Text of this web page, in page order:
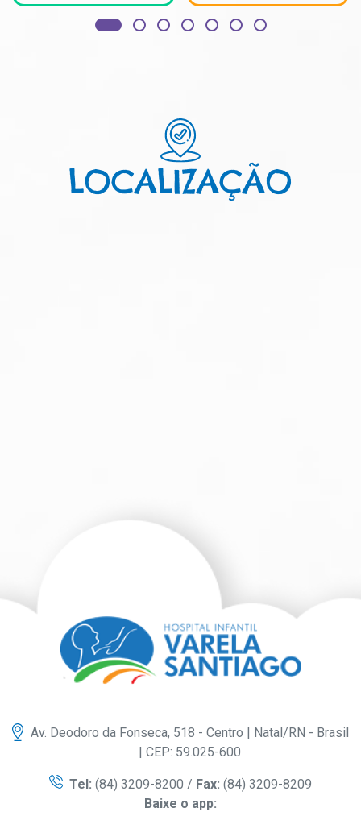
LOCALIZAÇÃO
Av. Deodoro da Fonseca, 518 - Centro | Natal/RN - Brasil
| CEP: 59.025-600
Tel: (84) 3209-8200 / Fax: (84) 3209-8209
Baixe o app: